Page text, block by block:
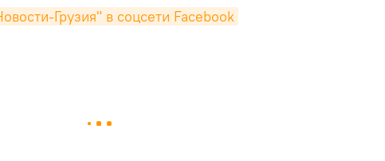
Грузия" в соцсети Facebook